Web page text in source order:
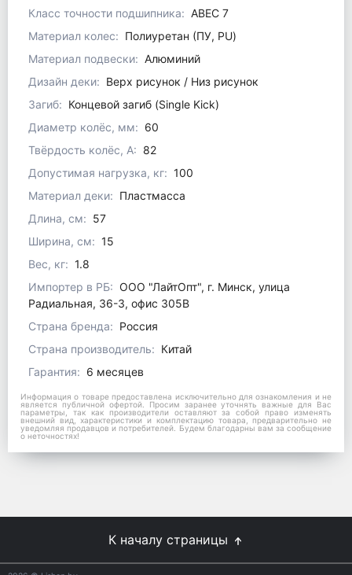
Класс точности подшипника: ABEC 7
Материал колес: Полиуретан (ПУ, PU)
Материал подвески: Алюминий
Дизайн деки: Верх рисунок / Низ рисунок
Загиб: Концевой загиб (Single Kick)
Диаметр колёс, мм: 60
Твёрдость колёс, А: 82
Допустимая нагрузка, кг: 100
Материал деки: Пластмасса
Длина, см: 57
Ширина, см: 15
Вес, кг: 1.8
Импортер в РБ: ООО "ЛайтОпт", г. Минск, улица
Радиальная, 36-3, офис 305В
Страна бренда: Россия
Страна производитель: Китай
Гарантия: 6 месяцев
Информация о товаре предоставлена исключительно для ознакомления и не
является публичной офертой. Просим заранее уточнять важные для Вас
параметры, так как производители оставляют за собой право изменять
внешний вид, характеристики и комплектацию товара, предварительно не
уведомляя продавцов и потребителей. Будем благодарны вам за сообщение
о неточностях!
К началу страницы